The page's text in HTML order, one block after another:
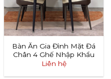
Bàn Ăn Gia Đình Mặt Đá
Chân 4 Ghế Nhập Khẩu
Liên hệ